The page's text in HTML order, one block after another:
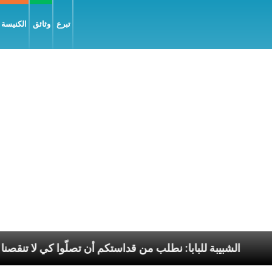
وثائق تبرع
الشبيبة للبابا: نطلب من قداستكم أن تصلّوا السّلام